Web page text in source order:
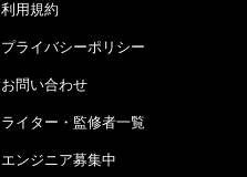
利用規約
プライバシーポリシー
お問い合わせ
ライター・監修者一覧
エンジニア募集中